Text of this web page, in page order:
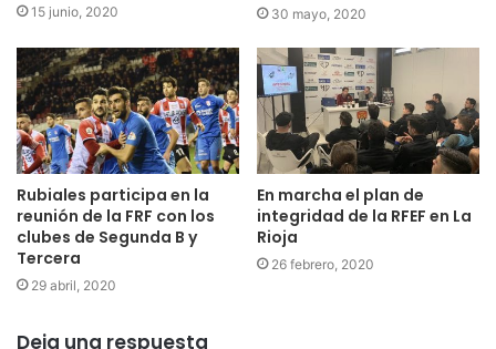
15 junio, 2020 30 mayo, 2020
Rubiales participa en la
reunión de la FRF con los
clubes de Segunda B y
Tercera
29 abril, 2020
En marcha el plan de
integridad de la RFEF en La
Rioja
26 febrero, 2020
Deja una respuesta